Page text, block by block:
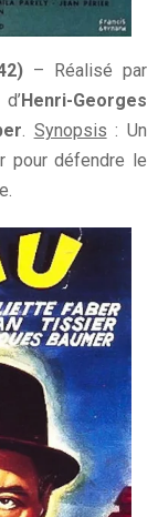
– Réalisé par
Henri-Georges
. Synopsis : Un
pour défendre le